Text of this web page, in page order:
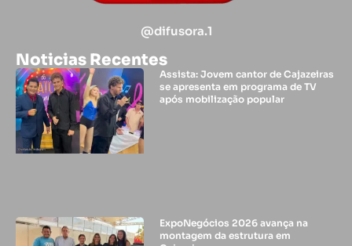
@difusora.1
Noticias Recentes
Assista: Jovem cantor de Cajazeiras
se apresenta em programa de TV
após mobilização popular
ExpoNegócios 2026 avança na
montagem da estrutura em